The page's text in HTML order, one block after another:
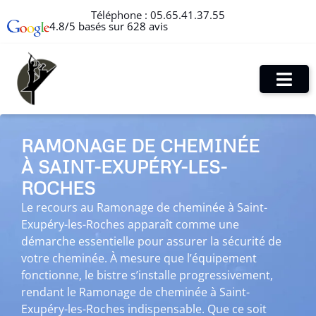
Téléphone : 05.65.41.37.55
4.8/5 basés sur 628 avis
RAMONAGE DE CHEMINÉE
À SAINT-EXUPÉRY-LES-
ROCHES
Le recours au Ramonage de cheminée à Saint-
Exupéry-les-Roches apparaît comme une
démarche essentielle pour assurer la sécurité de
votre cheminée. À mesure que l’équipement
fonctionne, le bistre s’installe progressivement,
rendant le Ramonage de cheminée à Saint-
Exupéry-les-Roches indispensable. Que ce soit